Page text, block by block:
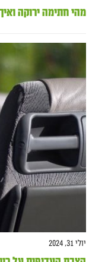
מהי חתימה ירוקה
יולי 31, 2024